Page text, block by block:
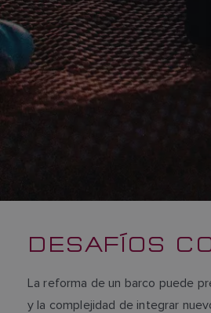
DESAFÍOS
La reforma de un barco puede
y la complejidad de integrar